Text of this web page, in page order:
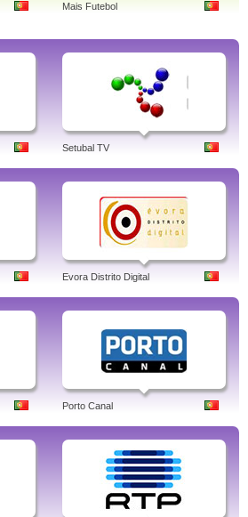
Mais Futebol
Setubal TV
Evora Distrito Digital
Porto Canal